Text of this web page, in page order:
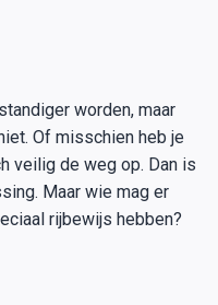
worden, maar
Of misschien heb je
veilig de weg op. Dan is
Maar wie mag er
rijbewijs hebben?